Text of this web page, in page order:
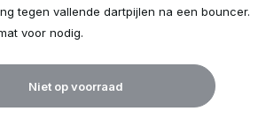
tegen vallende dartpijlen na een bouncer.
voor nodig.
Niet op voorraad